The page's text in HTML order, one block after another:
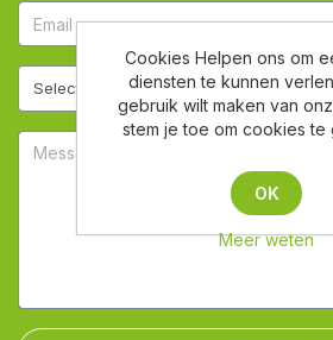
Cookies Helpen ons om
diensten te kunnen
gebruik wilt maken van
stem je toe om cookies te
OK
Meer weten